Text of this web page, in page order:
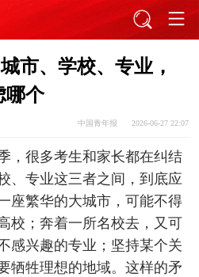
市、学校、专业，
哪个
中国青年报 2026-06-27 22:07
，很多考生和家长都在纠结
、专业这三者之间，到底应
座繁华的大城市，可能不得
校；奔着一所名校去，又可
感兴趣的专业；坚持某个关
牺牲理想的地域。这样的矛